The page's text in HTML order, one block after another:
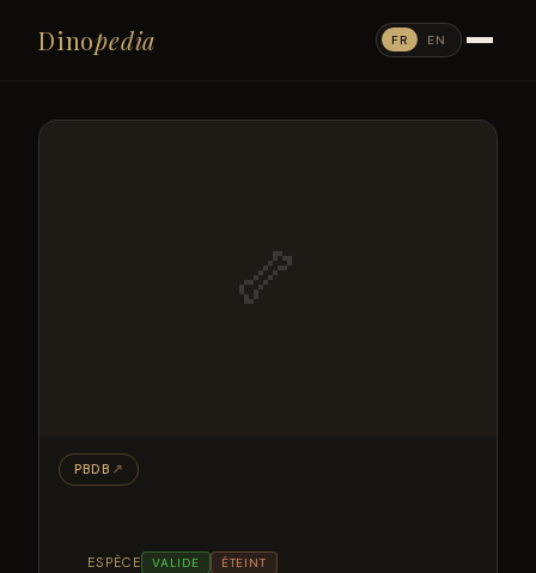
Dinopedia FR EN
ESPÈCE VALIDE ÉTEINT
🦴
PBDB ↗